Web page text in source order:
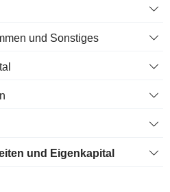
und Sonstiges
und Eigenkapital